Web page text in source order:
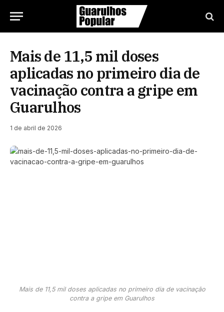
Mais de 11,5 mil doses
aplicadas no primeiro dia de
vacinação contra a gripe em
Guarulhos
1 de abril de 2026
Mais de 11,5 mil doses aplicadas no primeiro dia de vacinação
contra a gripe em Guarulhos